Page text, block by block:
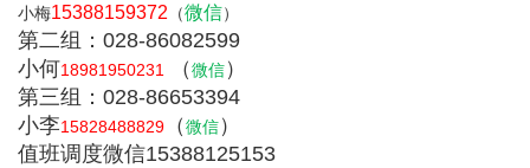
小梅15388159372 （微信）
第二组：028-86082599
小何18981950231 （微信）
第三组：028-86653394
小李15828488829 （微信）
值班调度微信15388125153